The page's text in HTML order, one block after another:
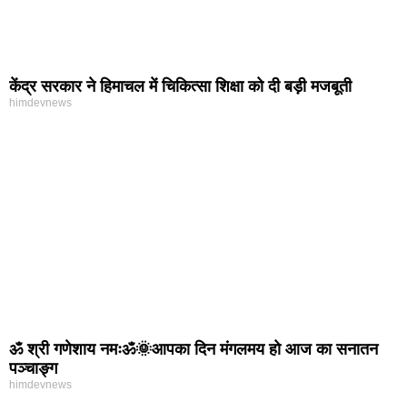
केंद्र सरकार ने हिमाचल में चिकित्सा शिक्षा को दी बड़ी मजबूती
himdevnews
ॐ श्री गणेशाय नमःॐ🌞आपका दिन मंगलमय हो आज का सनातन
पञ्चाङ्ग
himdevnews